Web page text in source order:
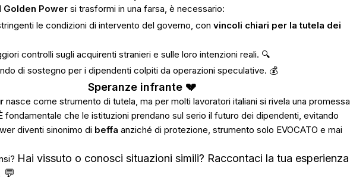
Golden Power si trasformi in una farsa, è necessario:
le condizioni di intervento del governo, con vincoli chiari per la tutela dei
controlli sugli acquirenti stranieri e sulle loro intenzioni reali. 🔍
di sostegno per i dipendenti colpiti da operazioni speculative. 💰
Speranze infrante 💔
nasce come strumento di tutela, ma per molti lavoratori italiani si rivela una promessa
fondamentale che le istituzioni prendano sul serio il futuro dei dipendenti, evitando
diventi sinonimo di beffa anziché di protezione, strumento solo EVOCATO e mai
Hai vissuto o conosci situazioni simili? Raccontaci la tua esperienza
💬